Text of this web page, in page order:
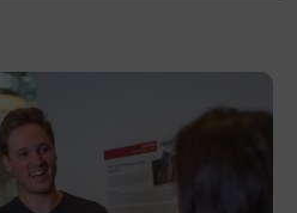
Sie auf der
(Österreichisches
unter www.osd.at.